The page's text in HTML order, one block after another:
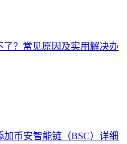
？常见原因及实用解决办
加币安智能链（BSC）详细